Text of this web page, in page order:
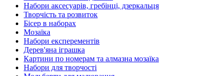
Набори аксесуарів, гребінці, дзеркальця
Творчість та розвиток
Бісер в наборах
Мозаїка
Набори експерементів
Дерев'яна іграшка
Картини по номерам та алмазна мозаїка
Набори для творчості